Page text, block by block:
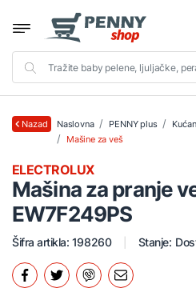
Nazad Naslovna PENNY plus
Mašine za veš
Mašina za pranje
EW7F249PS
ELECTROLUX
Šifra artikla: 198260 Stanje: